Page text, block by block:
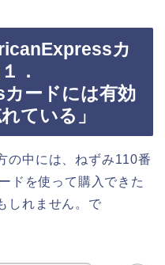
カ
．
カードには有効
ている」
の中には、ねずみ110番
ドを使って購入できた
しれません。で